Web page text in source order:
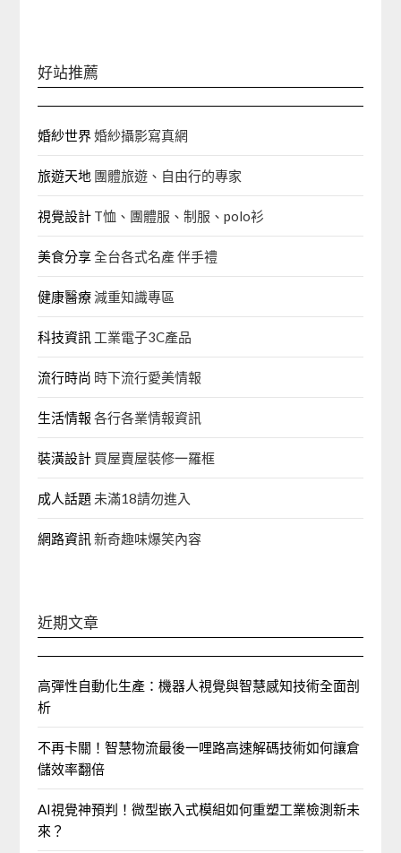
好站推薦
婚紗世界婚紗攝影寫真網
旅遊天地 團體旅遊、自由行的專家‎
視覺設計 T恤、團體服、制服、polo衫
美食分享全台各式名產 伴手禮
健康醫療減重知識專區
科技資訊 工業電子3C產品
流行時尚 時下流行愛美情報
生活情報 各行各業情報資訊
裝潢設計 買屋賣屋裝修一羅框
成人話題 未滿18請勿進入
網路資訊 新奇趣味爆笑內容
近期文章
高彈性自動化生產：機器人視覺與智慧感知技術全面剖
析
不再卡關！智慧物流最後一哩路高速解碼技術如何讓倉
儲效率翻倍
AI視覺神預判！微型嵌入式模組如何重塑工業檢測新未
來？